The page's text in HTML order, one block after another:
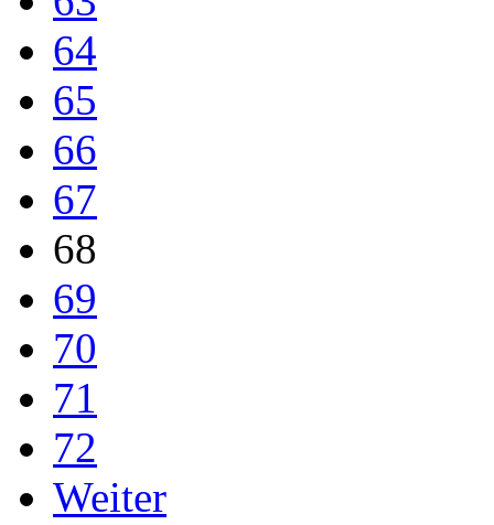
64
65
66
67
68
69
70
71
72
Weiter